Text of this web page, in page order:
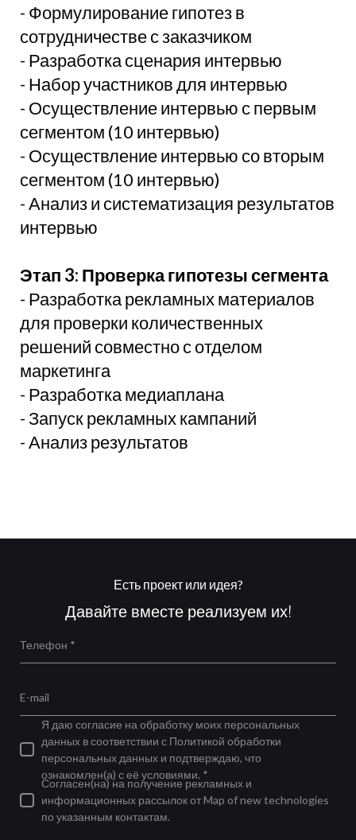
- Формулирование гипотез в
сотрудничестве с заказчиком
- Разработка сценария интервью
- Набор участников для интервью
- Осуществление интервью с первым
сегментом (10 интервью)
- Осуществление интервью со вторым
сегментом (10 интервью)
- Анализ и систематизация результатов
интервью
Этап 3: Проверка гипотезы сегмента
- Разработка рекламных материалов
для проверки количественных
решений совместно с отделом
маркетинга
- Разработка медиаплана
- Запуск рекламных кампаний
- Анализ результатов
Есть проект или идея?
Давайте вместе реализуем их!
Телефон *
E-mail
Я даю согласие на обработку моих персональных
данных в соответствии с Политикой обработки
персональных данных и подтверждаю, что
ознакомлен(а) с её условиями. *
Согласен(на) на получение рекламных и
информационных рассылок от Map of new technologies
по указанным контактам.